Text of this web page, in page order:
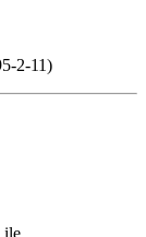
2-11)
ile